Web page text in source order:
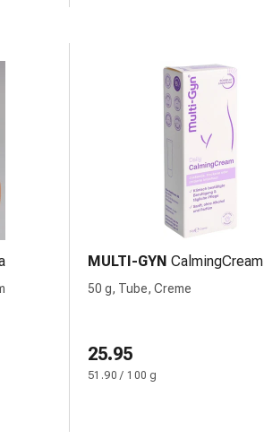
MULTI-GYN CalmingCream
50 g, Tube, Creme
25.95
51.90 / 100 g